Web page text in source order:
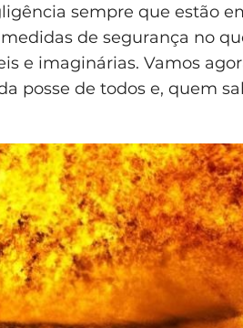
sempre que estão
de segurança no
e imaginárias. Vamos
posse de todos e, quem